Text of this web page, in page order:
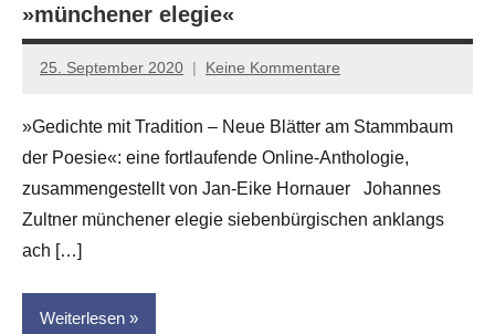
»münchener elegie«
25. September 2020
Jan-
Hornauer
für
dasgedichtblog
Keine Kommentare
»Gedichte mit Tradition – Neue Blätter am Stammbaum
der Poesie«: eine fortlaufende Online-Anthologie,
zusammengestellt von Jan-Eike Hornauer Johannes
Zultner münchener elegie siebenbürgischen anklangs
ach […]
Weiterlesen